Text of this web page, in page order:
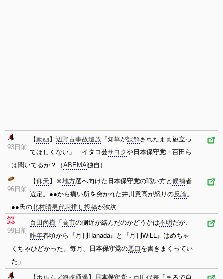
93日前
【動画】 辺野古事故遺族 「知華が誤解されたまま旅立っ
てほしくない」…イタコ芸サヨクや 日本保守党 ・百田ら
は聞いてるか？（ABEMA独自）
96日前
【仰天 】※地方選へ向けた 日本保守党の戦い方と 候補者
選定。●●から痛い所を突かれた井川意高が怒りの反論。
●●氏の北村晴男代表推し投稿が波紋
99日前
百田尚樹 「 高市の側近が絡んだのかどうかは不明 だが、
昨年春頃から『月刊Hanada』と『月刊WiLL』はめちゃ
くちゃひどかった。毎月、
日本保守党の悪口 を書きまくってい
た」
【 ホルムズ海峡通過】 日本保守党 ・ 百田代表 「まるで自